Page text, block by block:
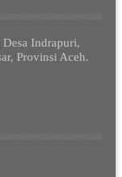
Indrapuri,
Provinsi Aceh.